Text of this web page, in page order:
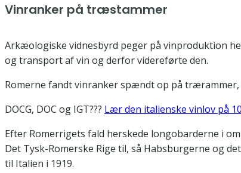
Vinranker på træstammer
Arkæologiske vidnesbyrd peger på vinproduktion
og transport af vin og derfor videreførte den.
Romerne fandt vinranker spændt op på
DOCG, DOC og IGT??? Lær den italienske vinlov på
Efter Romerrigets fald herskede longobarderne i
Det Tysk-Romerske Rige til, så Habsburgerne og
til Italien i 1919.